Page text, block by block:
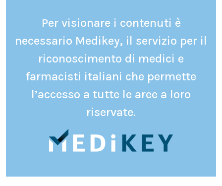
Per visionare i contenuti è
necessario Medikey, il servizio per il
riconoscimento di medici e
farmacisti italiani che permette
l’accesso a tutte le aree a loro
riservate.